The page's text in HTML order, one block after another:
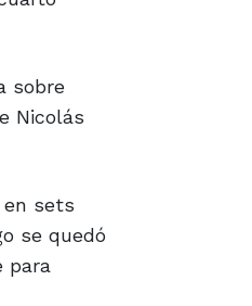
sobre
Nicolás
sets
se quedó
para